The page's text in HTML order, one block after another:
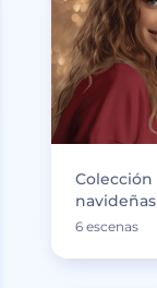
Colección
navideñas
6 escenas